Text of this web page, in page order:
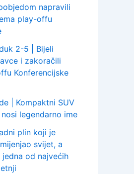
napravili
play-offu
2-5 | Bijeli
i zakoračili
Konferencijske
| Kompaktni SUV
legendarno ime
plin koji je
svijet, a
od najvećih